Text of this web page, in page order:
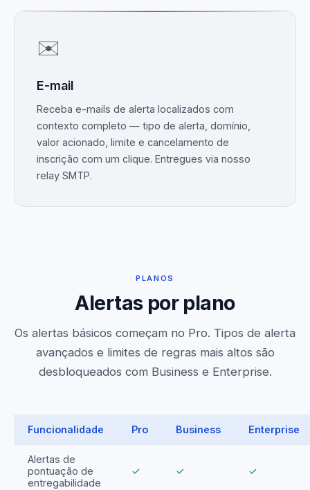
✉️
E-mail
Receba e-mails de alerta localizados com
contexto completo — tipo de alerta, domínio,
valor acionado, limite e cancelamento de
inscrição com um clique. Entregues via nosso
relay SMTP.
PLANOS
Alertas por plano
Os alertas básicos começam no Pro. Tipos de alerta
avançados e limites de regras mais altos são
desbloqueados com Business e Enterprise.
Funcionalidade Pro Business Enterprise
Alertas de
pontuação de
entregabilidade
✓ ✓ ✓